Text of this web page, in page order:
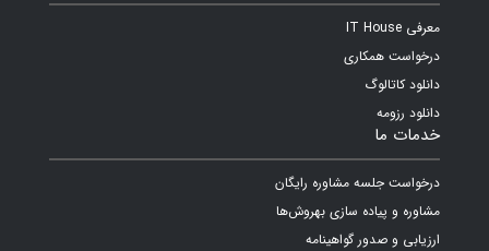
معرفی IT House
درخواست همکاری
دانلود کاتالوگ
دانلود رزومه
خدمات ما
درخواست جلسه مشاوره رایگان
مشاوره و پیاده سازی بهروش‌ها
ارزیابی و صدور گواهینامه